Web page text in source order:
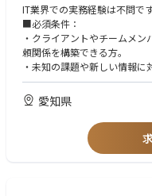
①多種多様な業種のクライア
業務
・顧客課題解決に向けた分析
・コンサルティング・提案活
②プロジェクトの上流工程か
構築・テストを含む全開発行
・要件や今後の拡張性を満た
・自動生成やAIコーディング
IT業界での実務経験は不問です
■必須条件：
・クライアントやチームメ
頼関係を構築できる方。
・未知の課題や新しい情報
とする主体性と行動力。
・変化を楽しみ、新しいこ
■歓迎条件：
・顧客折衝や提案、コンサ
・プロジェクトやチームの推
・ITに関する基礎知識や学習
愛知県